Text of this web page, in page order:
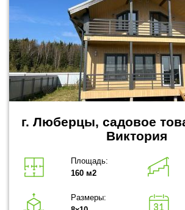
г. Люберцы, садовое
Виктория
Площадь:
160 м2
Размеры: